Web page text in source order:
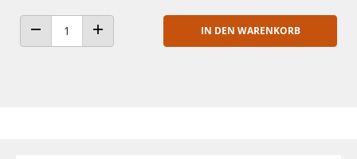
ANZAHL VERRINGERNANZAHL ERHÖHEN
IN DEN WARENKORB